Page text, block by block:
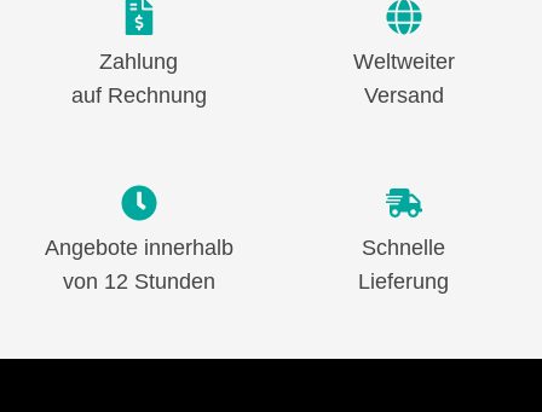
Zahlung
auf Rechnung
Weltweiter
Versand
Angebote innerhalb
von 12 Stunden
Schnelle
Lieferung